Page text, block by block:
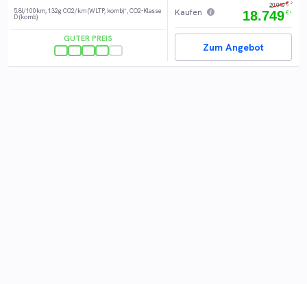
5.8l/100km,132g CO2/km (WLTP, komb)*,CO2-Klasse
D (komb)
GUTER PREIS
Kaufen
20.049 € 2
18.749 € 1
Zum Angebot